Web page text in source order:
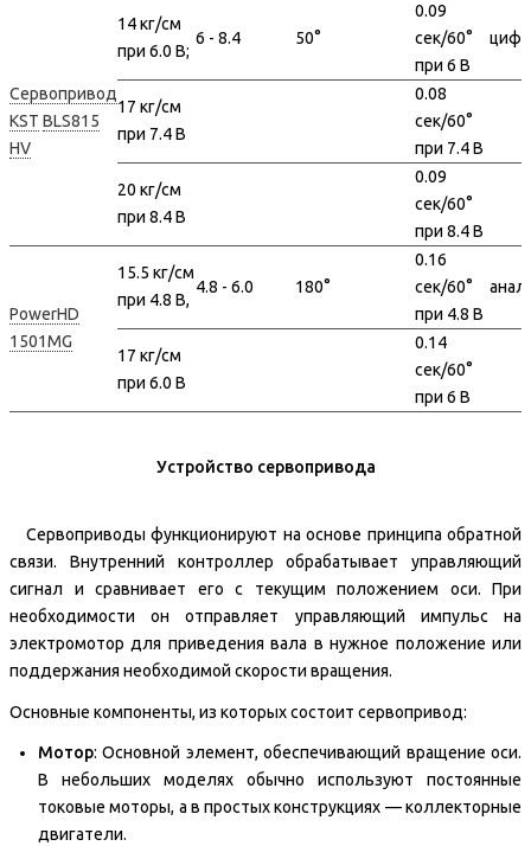
Сервопривод
KST BLS815
HV
14 кг/см
при 6.0 В;
6 - 8.4 50°
0.09
сек/60°
при 6 В
17 кг/см
при 7.4 В
0.08
сек/60°
при 7.4 В
20 кг/см
при 8.4 В
0.09
сек/60°
при 8.4 В
PowerHD
1501MG
15.5 кг/см
при 4.8 В,
4.8 - 6.0 180°
0.16
сек/60°
при 4.8 В
17 кг/см
при 6.0 В
0.14
сек/60°
при 6 В
Устройство сервопривода
Сервоприводы функционируют на основе принципа обратной
связи. Внутренний контроллер обрабатывает управляющий
сигнал и сравнивает его с текущим положением оси. При
необходимости он отправляет управляющий импульс на
электромотор для приведения вала в нужное положение или
поддержания необходимой скорости вращения.
Основные компоненты, из которых состоит сервопривод:
Мотор: Основной элемент, обеспечивающий вращение оси.
В небольших моделях обычно используют постоянные
токовые моторы, а в простых конструкциях — коллекторные
двигатели.